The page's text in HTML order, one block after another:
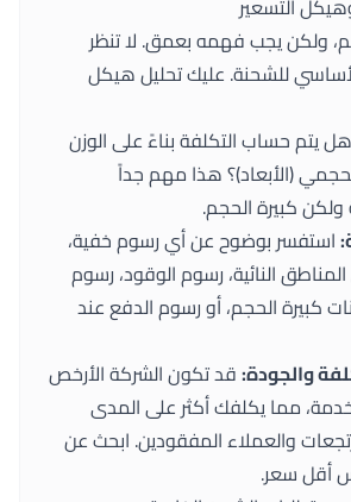
ولكن يجب فهمه بعمق. لا تنظر
للشحنة. عليك تحليل هيكل
هل يتم حساب التكلفة بناءً على الوزن
(الأبعاد)؟ هذا مهم جداً
كبيرة الحجم.
استفسر بوضوح عن أي رسوم خفية،
النائية، رسوم الوقود، رسوم
كبيرة الحجم، أو رسوم الدفع عند
والجودة:قد تكون الشركة الأرخص
مما يكلفك أكثر على المدى
والعملاء المفقودين. ابحث عن
أقل سعر.